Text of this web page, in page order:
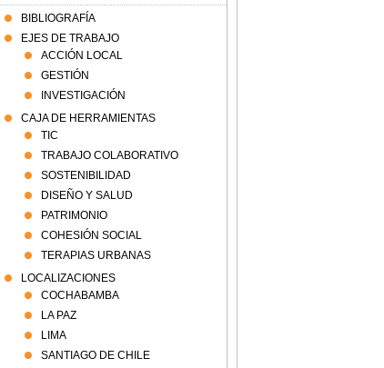
BIBLIOGRAFÍA
EJES DE TRABAJO
ACCIÓN LOCAL
GESTIÓN
INVESTIGACIÓN
CAJA DE HERRAMIENTAS
TIC
TRABAJO COLABORATIVO
SOSTENIBILIDAD
DISEÑO Y SALUD
PATRIMONIO
COHESIÓN SOCIAL
TERAPIAS URBANAS
LOCALIZACIONES
COCHABAMBA
LA PAZ
LIMA
SANTIAGO DE CHILE